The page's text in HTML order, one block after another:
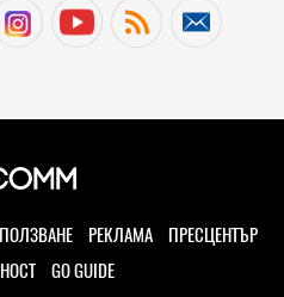
РЕКЛАМА
ПРЕСЦЕНТЪР
GO GUIDE